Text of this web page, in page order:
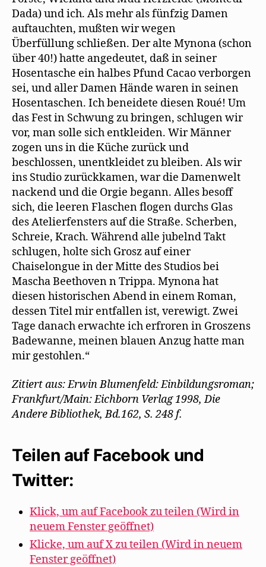
Dada) und ich. Als mehr als fünfzig Damen
auftauchten, mußten wir wegen
Überfüllung schließen. Der alte Mynona (schon
über 40!) hatte angedeutet, daß in seiner
Hosentasche ein halbes Pfund Cacao verborgen
sei, und aller Damen Hände waren in seinen
Hosentaschen. Ich beneidete diesen Roué! Um
das Fest in Schwung zu bringen, schlugen wir
vor, man solle sich entkleiden. Wir Männer
zogen uns in die Küche zurück und
beschlossen, unentkleidet zu bleiben. Als wir
ins Studio zurückkamen, war die Damenwelt
nackend und die Orgie begann. Alles besoff
sich, die leeren Flaschen flogen durchs Glas
des Atelierfensters auf die Straße. Scherben,
Schreie, Krach. Während alle jubelnd Takt
schlugen, holte sich Grosz auf einer
Chaiselongue in der Mitte des Studios bei
Mascha Beethoven n Trippa. Mynona hat
diesen historischen Abend in einem Roman,
dessen Titel mir entfallen ist, verewigt. Zwei
Tage danach erwachte ich erfroren in Groszens
Badewanne, meinen blauen Anzug hatte man
mir gestohlen.“
Zitiert aus: Erwin Blumenfeld: Einbildungsroman;
Frankfurt/Main: Eichborn Verlag 1998, Die
Andere Bibliothek, Bd.162, S. 248 f.
Teilen auf Facebook und
Twitter:
Klick, um auf Facebook zu teilen (Wird in
neuem Fenster geöffnet)
Klicke, um auf X zu teilen (Wird in neuem
Fenster geöffnet)